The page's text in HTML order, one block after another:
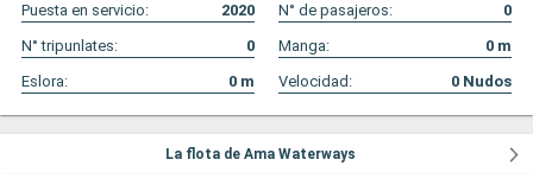
Puesta en servicio: 2020 N° de pasajeros:
0
N° tripunlates:
0 Manga: 0 m
Eslora:
0 m Velocidad: 0 Nudos
La flota de Ama Waterways